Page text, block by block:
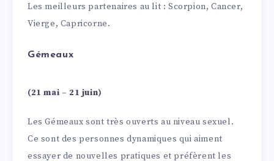
Les meilleurs partenaires au lit : Scorpion, Cancer,
Vierge, Capricorne.
Gémeaux
(21 mai – 21 juin)
Les Gémeaux sont très ouverts au niveau sexuel.
Ce sont des personnes dynamiques qui aiment
essayer de nouvelles pratiques et préfèrent les